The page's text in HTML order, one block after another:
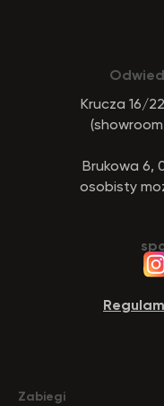
Krucza 16/
Brukowa 6,
osobisty
Zabiegi